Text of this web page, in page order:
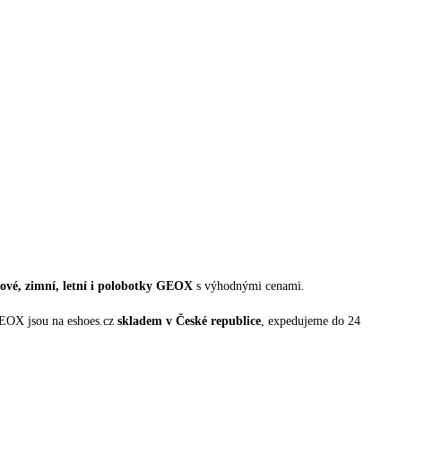
zimní, letní i polobotky GEOX s výhodnými cenami.
jsou na eshoes.cz skladem v České republice , expedujeme do 24